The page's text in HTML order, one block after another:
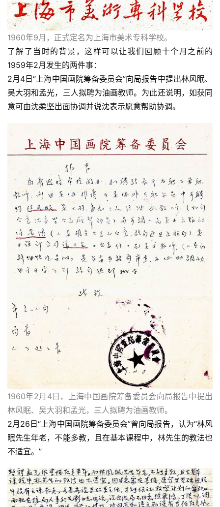
1960年9月，正式定名为上海市美术专科学校。
了解了当时的背景，这样可以让我们回顾十个月之前的
1959年2月发生的两件事：
2月4日“上海中国画院筹备委员会”向局报告中提出林风眠、
吴大羽和孟光，三人拟聘为油画教师。为此还说明，如获同
意可由沈柔坚出面协调并说沈表示愿意帮助协调。
1960年2月4日，上海中国画院筹备委员会向局报告中提出
林风眠、吴大羽和孟光，三人拟聘为油画教师。
2月26日“上海中国画院筹备委员会”曾向局报告，认为“林风
眠先生年老，不能多教，且在基本课程中，林先生的教法也
不适宜。”